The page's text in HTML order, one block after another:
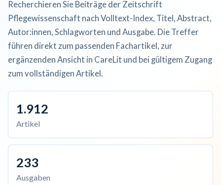
Recherchieren Sie Beiträge der Zeitschrift
Pflegewissenschaft nach Volltext-Index, Titel, Abstract,
Autor:innen, Schlagworten und Ausgabe. Die Treffer
führen direkt zum passenden Fachartikel, zur
ergänzenden Ansicht in CareLit und bei gültigem Zugang
zum vollständigen Artikel.
1.912
Artikel
233
Ausgaben